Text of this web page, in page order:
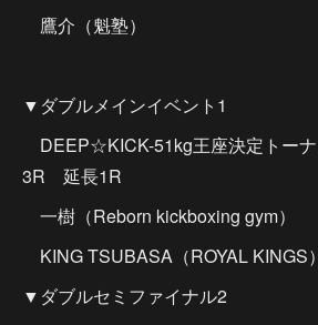
鷹介（魁塾）
▼ダブルメインイベント1
DEEP☆KICK-51kg王座決定トー
3R 延長1R
一樹（Reborn kickboxing gym）
KING TSUBASA（ROYAL KINGS）
▼ダブルセミファイナル2